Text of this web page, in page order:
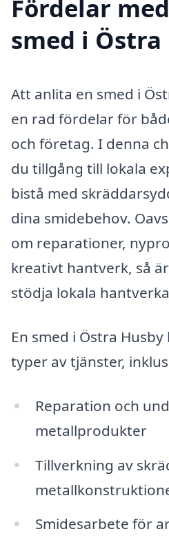
Fördelar
smed i Östra
Att anlita en smed i
en rad fördelar för
och företag. I denna
du tillgång till lokala
bistå med
dina smidebehov.
om reparationer,
kreativt hantverk, så
stödja lokala
En smed i Östra
typer av tjänster,
Reparation och
metallprodukter
Tillverkning av
Smidesarbete för